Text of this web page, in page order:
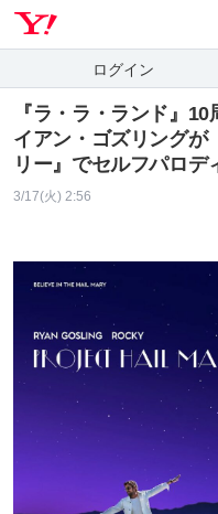
ログイン
『ラ・ラ・ランド』
イアン・ゴズリングが
リー』でセルフパロデ
3/17(火) 2:56